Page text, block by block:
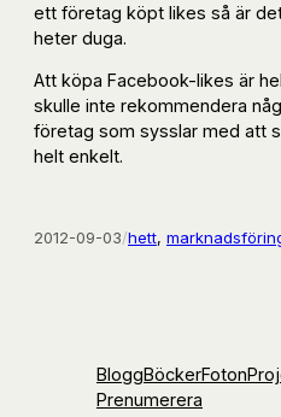
ett företag köpt likes så är
heter duga.
Att köpa Facebook-likes är
skulle inte rekommendera
företag som sysslar med att
helt enkelt.
2012-09-03/hett,
BloggBöckerFoton
Prenumerera